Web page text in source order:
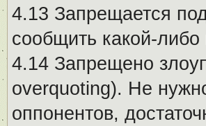
4.13 Запрещается
сообщить какой-
4.14 Запрещено
overquoting). Не
оппонентов,